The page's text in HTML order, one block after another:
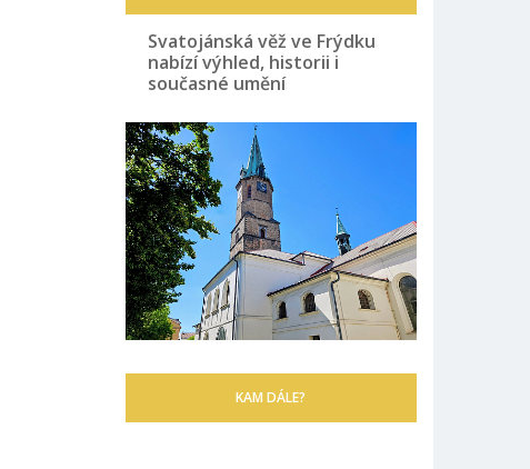
Svatojánská věž ve Frýdku
nabízí výhled, historii i
současné umění
KAM DÁLE?